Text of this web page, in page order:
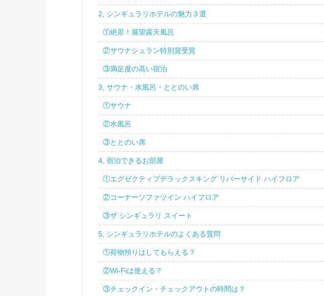
2, シンギュラリホテルの魅力３選
①絶景！展望露天風呂
②サウナシュラン特別賞受賞
③満足度の高い宿泊
3, サウナ・水風呂・ととのい席
①サウナ
②水風呂
③ととのい席
4, 宿泊できるお部屋
①エグゼクティブデラックスキング リバーサイド ハイフロア
②コーナーソファツイン ハイフロア
③ザ シンギュラリ スイート
5, シンギュラリホテルのよくある質問
①荷物預りはしてもらえる？
②Wi-Fiは使える？
③チェックイン・チェックアウトの時間は？